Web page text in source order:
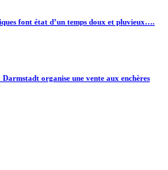
font état d’un temps doux et pluvieux….
organise une vente aux enchères